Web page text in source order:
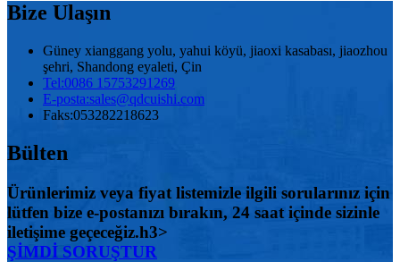
Bize Ulaşın
Güney xianggang yolu, yahui köyü, jiaoxi kasabası, jiaozhou
şehri, Shandong eyaleti, Çin
Tel:0086 15753291269
E-posta:sales@qdcuishi.com
Faks:053282218623
Bülten
Ürünlerimiz veya fiyat listemizle ilgili sorularınız için
lütfen bize e-postanızı bırakın, 24 saat içinde sizinle
iletişime geçeceğiz.h3>
ŞİMDİ SORUŞTUR